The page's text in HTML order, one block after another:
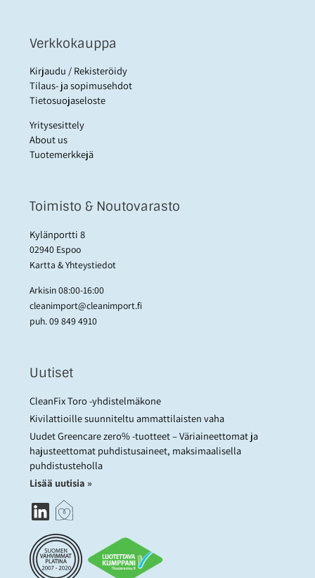
Verkkokauppa
Kirjaudu / Rekisteröidy
Tilaus- ja sopimusehdot
Tietosuojaseloste
Yritysesittely
About us
Tuotemerkkejä
Toimisto & Noutovarasto
Kylänportti 8
02940 Espoo
Kartta & Yhteystiedot
Arkisin 08:00-16:00
cleanimport@cleanimport.fi
puh.09 849 4910
Uutiset
CleanFix Toro -yhdistelmäkone
Kivilattioille suunniteltu ammattilaisten vaha
Uudet Greencare zero% -tuotteet – Väriaineettomat ja
hajusteettomat puhdistusaineet, maksimaalisella
puhdistusteholla
Lisää uutisia »